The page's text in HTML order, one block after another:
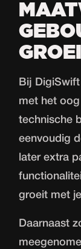
GROEI
Bij
met het
technische
eenvoudig
later extra
groeit met
Daarnaast